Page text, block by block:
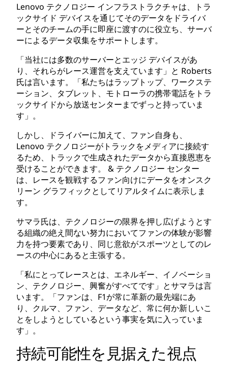
Lenovo テクノロジー インフラストラクチャは、トラ
ックサイド デバイスを通じてそのデータをドライバ
ーとそのチームの手に即座に渡すのに役立ち、サーバ
ーによるデータ収集をサポートします。
「当社には多数のサーバーとエッジ デバイスがあ
り、それらがレース運営を支えています」と Roberts
氏は言います。「私たちはラップトップ、ワークステ
ーション、タブレット、モトローラの携帯電話をトラ
ックサイドから放送センターまでずっと持っていま
す」。
しかし、ドライバーに加えて、ファン自身も、
Lenovo テクノロジーがトラックをメディアに接続す
るため、トラックで生成されたデータから直接恩恵を
受けることができます。 & テクノロジー センター
は、レースを観戦するファン向けにデータをオンスク
リーン グラフィックとしてリアルタイムに表示しま
す。
サマラ氏は、テクノロジーの限界を押し広げようとす
る組織の絶え間ない努力においてファンの体験が影響
力を持つ要素であり、同じ意欲がスポーツとしてのレ
ースの中心にあると主張する。
「私にとってレースとは、エネルギー、イノベーショ
ン、テクノロジー、興奮がすべてです」とサマラは言
います。「ファンは、F1が常に革新の最先端にあ
り、クルマ、ファン、データなど、常に何か新しいこ
とをしようとしているという事実を気に入っていま
す」。
持続可能性を見据えた視点